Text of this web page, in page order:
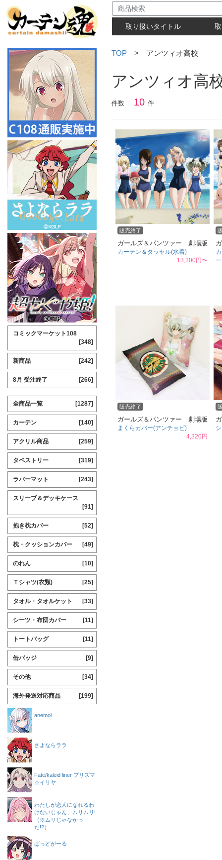
取り扱いタイトル
TOP > アンツィオ高校
アンツィオ高
件数 10 件
販売終了
ガールズ＆パンツァー 劇場版
カーテン＆タッセル(水着)
13,200円〜
販売終了
ガールズ＆パンツァー 劇場版
まくらカバー(アンチョビ)
4,320円
コミックマーケット108
[348]
新商品 [242]
8月 受注終了 [266]
全商品一覧 [1287]
カーテン [140]
アクリル商品 [259]
タペストリー [319]
ラバーマット [243]
スリーブ＆デッキケース
[91]
抱き枕カバー [52]
枕・クッションカバー [49]
のれん [10]
Ｔシャツ(衣類) [25]
タオル・タオルケット [33]
シーツ・布団カバー [11]
トートバッグ [11]
缶バッジ [9]
その他 [34]
海外発送対応商品 [199]
anemoi
さよならララ
Fate/kaleid liner プリズマ
☆イリヤ
わたしが恋人になれるわ
けないじゃん、ムリムリ!
（※ムリじゃなかっ
た!?）
ばっどがーる